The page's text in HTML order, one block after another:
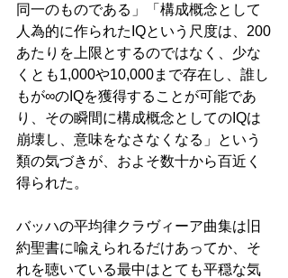
同一のものである」「構成概念として
人為的に作られたIQという尺度は、200
あたりを上限とするのではなく、少な
くとも1,000や10,000まで存在し、誰し
もが∞のIQを獲得することが可能であ
り、その瞬間に構成概念としてのIQは
崩壊し、意味をなさなくなる」という
類の気づきが、およそ数十から百近く
得られた。
バッハの平均律クラヴィーア曲集は旧
約聖書に喩えられるだけあってか、そ
れを聴いている最中はとても平穏な気